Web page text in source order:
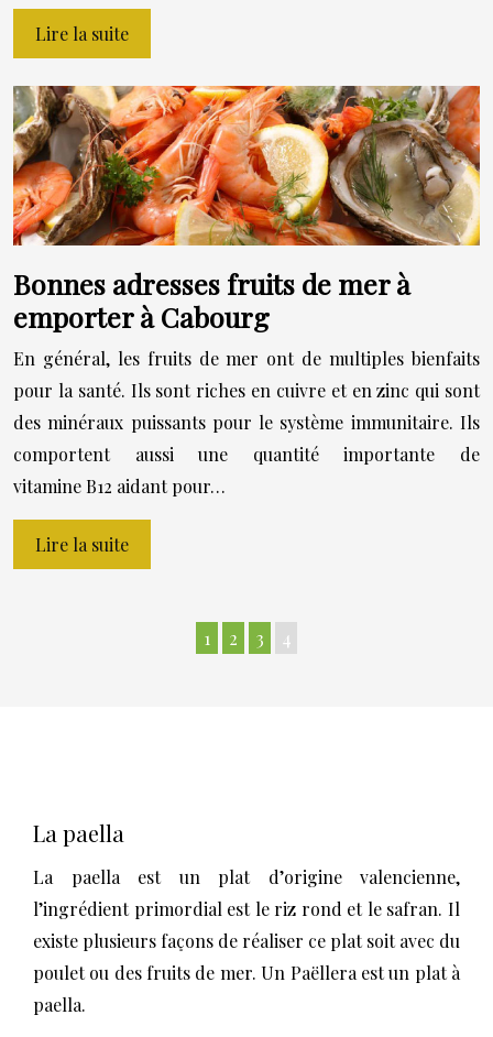
Lire la suite
Bonnes adresses fruits de mer à
emporter à Cabourg
En général, les fruits de mer ont de multiples bienfaits
pour la santé. Ils sont riches en cuivre et en zinc qui sont
des minéraux puissants pour le système immunitaire. Ils
comportent aussi une quantité importante de
vitamine B12 aidant pour…
Lire la suite
1 2 3 4
La paella
La paella est un plat d’origine valencienne,
l’ingrédient primordial est le riz rond et le safran. Il
existe plusieurs façons de réaliser ce plat soit avec du
poulet ou des fruits de mer. Un Paëllera est un plat à
paella.